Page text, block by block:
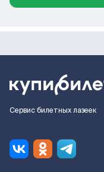
Сервис билетных лазеек